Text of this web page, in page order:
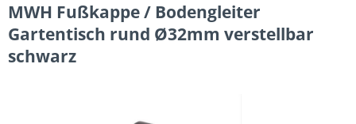
MWH Fußkappe / Bodengleiter
Gartentisch rund Ø32mm verstellbar
schwarz